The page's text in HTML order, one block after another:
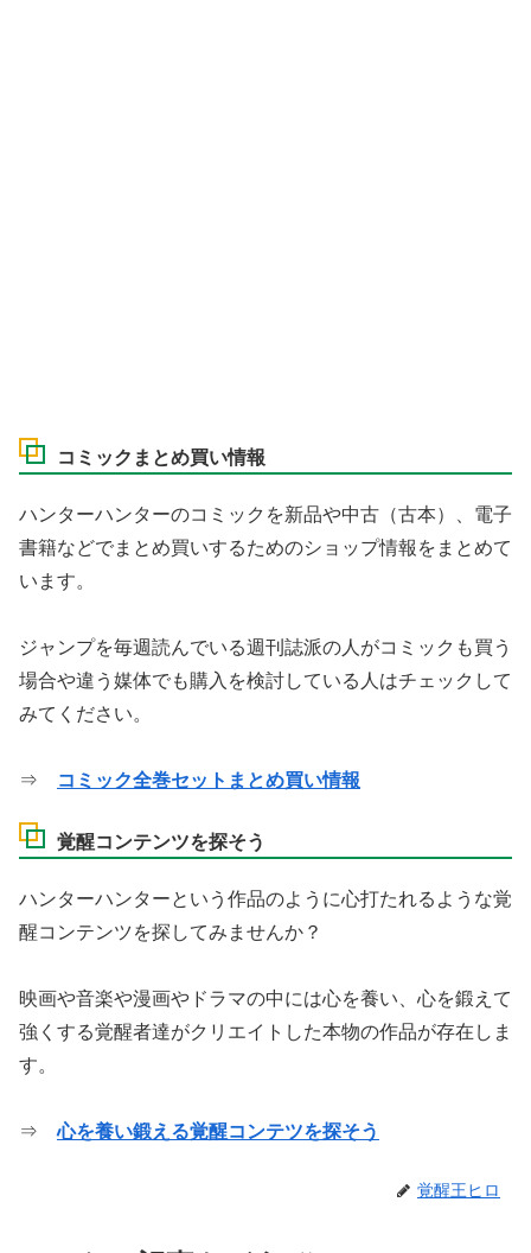
コミックまとめ買い情報
ハンターハンターのコミックを新品や中古（古本）、電子
書籍などでまとめ買いするためのショップ情報をまとめて
います。
ジャンプを毎週読んでいる週刊誌派の人がコミックも買う
場合や違う媒体でも購入を検討している人はチェックして
みてください。
⇒ コミック全巻セットまとめ買い情報
覚醒コンテンツを探そう
ハンターハンターという作品のように心打たれるような覚
醒コンテンツを探してみませんか？
映画や音楽や漫画やドラマの中には心を養い、心を鍛えて
強くする覚醒者達がクリエイトした本物の作品が存在しま
す。
⇒心を養い鍛える覚醒コンテツを探そう
覚醒王ヒロ